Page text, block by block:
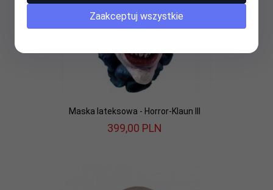
Maska lateksowa - Horror-Klaun III
399,00 PLN
Zaakceptuj wszystkie